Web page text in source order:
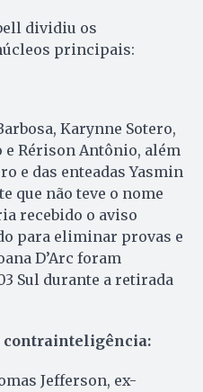
dividiu os
principais:
Karynne Sotero,
Rérison Antônio, além
e das enteadas Yasmin
que não teve o nome
recebido o aviso
para eliminar provas e
D’Arc foram
Sul durante a retirada
contrainteligência:
Jefferson, ex-